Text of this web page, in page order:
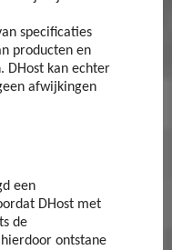
specificaties
producten en
DHost kan echter
afwijkingen
een
DHost met
de
ontstane